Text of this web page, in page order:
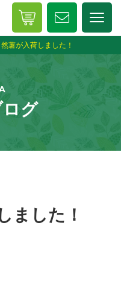
薯が入荷しました！
グ
ました！